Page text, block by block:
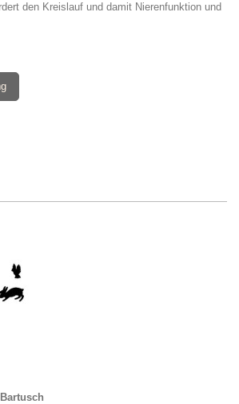
den Kreislauf und damit Nierenfunktion und